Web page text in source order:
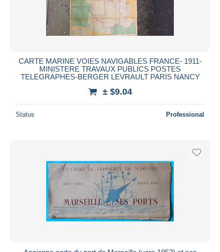
CARTE MARINE VOIES NAVIGABLES FRANCE- 1911-
MINISTERE TRAVAUX PUBLICS POSTES
TELEGRAPHES-BERGER LEVRAULT PARIS NANCY
± $9.04
Status Professional